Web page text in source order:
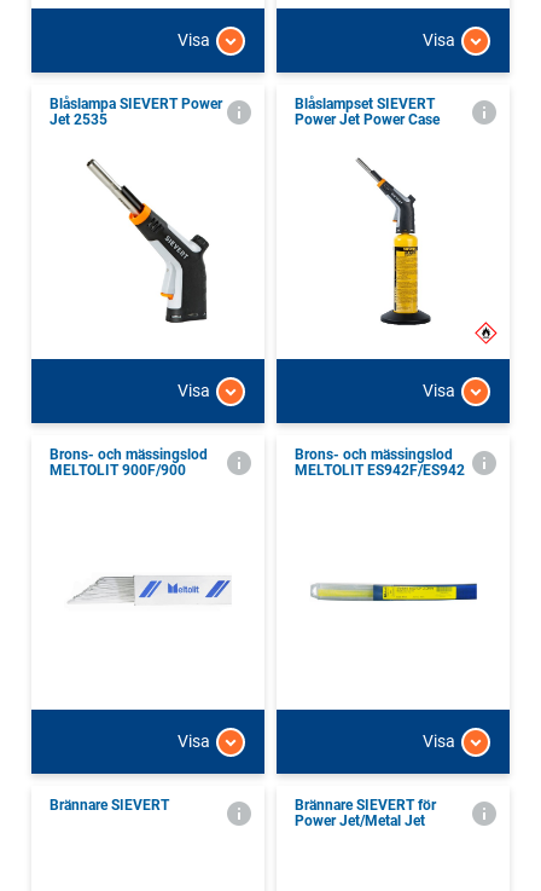
Visa Visa
Blåslampa SIEVERT Power
Jet 2535
Visa
Blåslampset SIEVERT
Power Jet Power Case
Visa
Brons- och mässingslod
MELTOLIT 900F/900
Visa
Brons- och mässingslod
MELTOLIT ES942F/ES942
Visa
Brännare SIEVERT
Brännare SIEVERT för
Power Jet/Metal Jet